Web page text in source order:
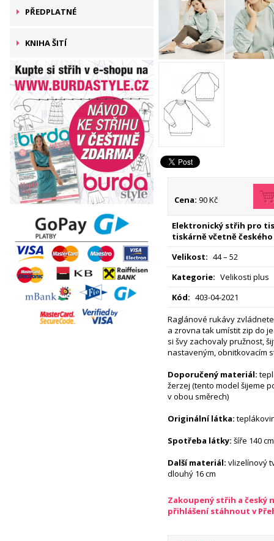
PŘEDPLATNÉ
KNIHA ŠITÍ
Cena: 90 Kč
Elektronický střih pro
tiskárně včetně českého
Velikost: 44 – 52
Kategorie: Velikosti plus
Kód: 403-04-2021
Raglánové rukávy
a zrovna tak umístit zip do
si švy zachovaly pružnost,
nastaveným, obnitkovacím
Doporučený materiál:
žerzej (tento model šijeme
v obou směrech)
Originální látka:
Spotřeba látky: šíře 140
Další materiál: vlizelínový
dlouhý 16 cm
Zakoupený střih a český
přihlášení stáhnout v